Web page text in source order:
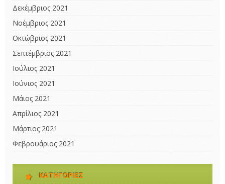
Δεκέμβριος 2021
Νοέμβριος 2021
Οκτώβριος 2021
Σεπτέμβριος 2021
Ιούλιος 2021
Ιούνιος 2021
Μάιος 2021
Απρίλιος 2021
Μάρτιος 2021
Φεβρουάριος 2021
KΑΤΗΓΟΡΊΕΣ